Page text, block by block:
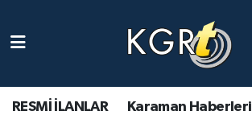
RESMİ İLANLAR Karaman Haberleri
Gündem Haberleri